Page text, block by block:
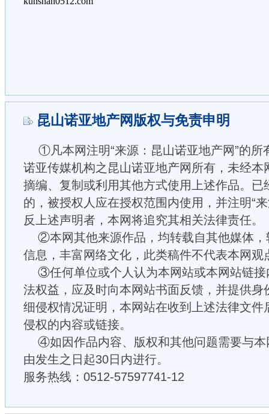
昆山诺亚地产网版权与免责申明
①凡本网注明“来源：昆山诺亚地产网”的所
诺亚传媒机构之昆山诺亚地产网所有，未经本
摘编、复制或利用其他方式使用上述作品。已
的，被授权人应在授权范围内使用，并注明“
反上述声明者，本网将追究其相关法律责任。
②本网其他来源作品，均转载自其他媒体，
信息，丰富网络文化，此类稿件不代表本网观
③任何单位或个人认为本网站或本网站链接
法权益，应及时向本网站书面反馈，并提供身
细侵权情况证明，本网站在收到上述法律文件
侵权的内容或链接。
④如因作品内容、版权和其他问题需要与本
由发生之日起30日内进行。
服务热线：0512-57597741-12